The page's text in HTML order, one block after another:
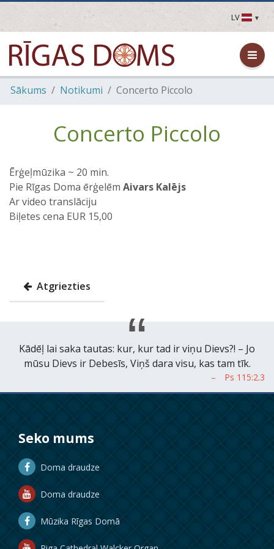
LV
LV
EN
DE
FR
Sākums Notikumi Concerto Piccolo
Concerto Piccolo
Ērģeļmūzika ~ 20 min.
Pie Rīgas Doma ērģelēm Aivars Kalējs
Ar video translāciju
Biļetes cena EUR 15,00
Atgriezties
Kādēļ lai saka tautas: kur, kur tad ir viņu Dievs?! – Jo
mūsu Dievs ir Debesīs, Viņš dara visu, kas tam tīk.
Seko mums
Doma draudze
Doma draudze
Mūzika Rīgas Domā